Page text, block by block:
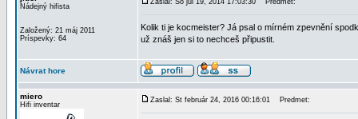
Nádejný hifista
Založený: 21 máj 2011
Príspevky: 64
Zaslal: So júl 19, 2014 17:03:30 Predmet:
Kolik ti je kocmeister? Já psal o mírném zpevnění
už znáš jen si to nechceš připustit.
Návrat hore
miero
Hifi inventar
Zaslal: St február 24, 2016 00:16:01 Predmet: